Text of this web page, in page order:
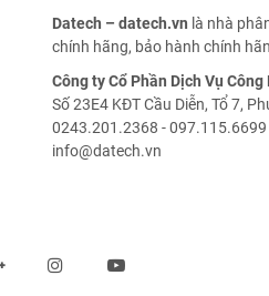
Datech – datech.vn là nhà
chính hãng, bảo hành chính
Công ty Cổ Phần Dịch Vụ Công
Số 23E4 KĐT Cầu Diễn, Tổ 7,
0243.201.2368 - 097.115.6699
info@datech.vn